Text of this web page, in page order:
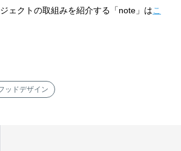
ェクトの取組みを紹介する「note」はこ
ッドデザイン